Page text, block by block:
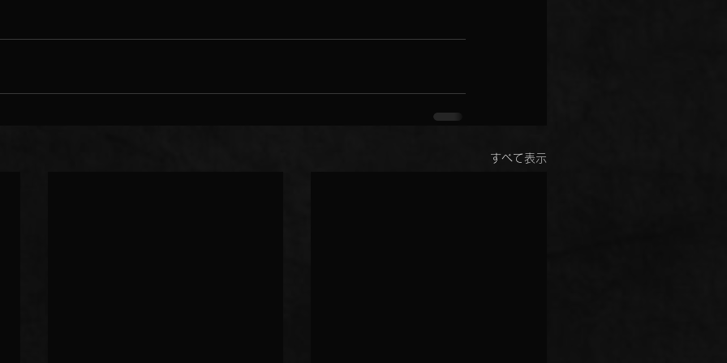
すべて表示